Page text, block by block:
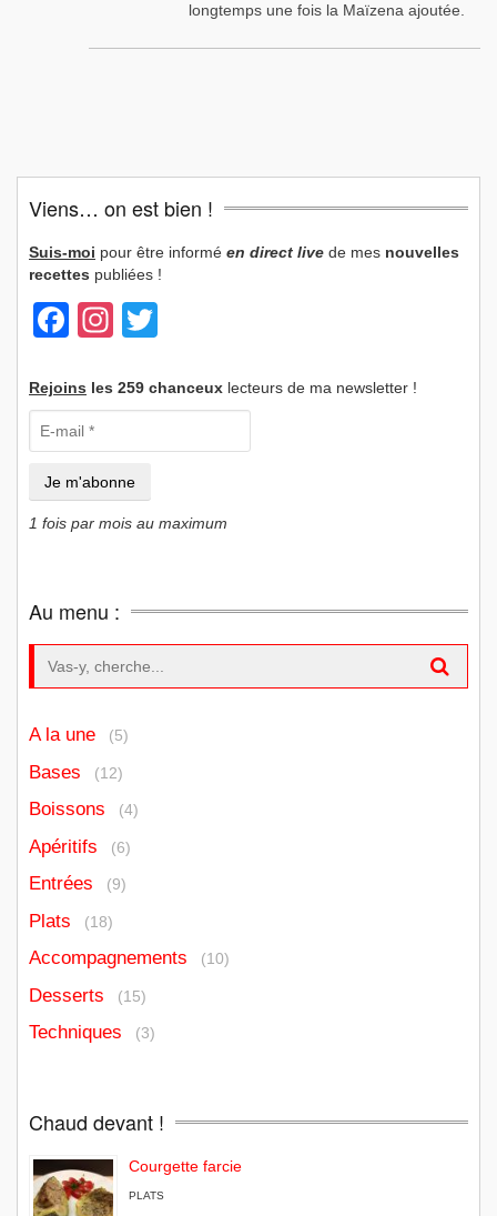
longtemps une fois la Maïzena ajoutée.
Viens… on est bien !
Suis-moi pour être informé en direct live de mes nouvelles
recettes publiées !
Facebook
Instagram
Rejoins les 259 chanceux lecteurs de ma newsletter !
1 fois par mois au maximum
Au menu :
A la une (5)
Bases (12)
Boissons (4)
Apéritifs (6)
Entrées (9)
Plats (18)
Accompagnements (10)
Desserts (15)
Techniques (3)
Chaud devant !
Courgette farcie
PLATS